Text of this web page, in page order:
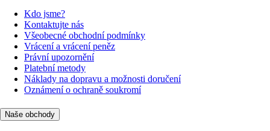
Kdo jsme?
Kontaktujte nás
Všeobecné obchodní podmínky
Vrácení a vrácení peněz
Právní upozornění
Platební metody
Náklady na dopravu a možnosti doručení
Oznámení o ochraně soukromí
Naše obchody